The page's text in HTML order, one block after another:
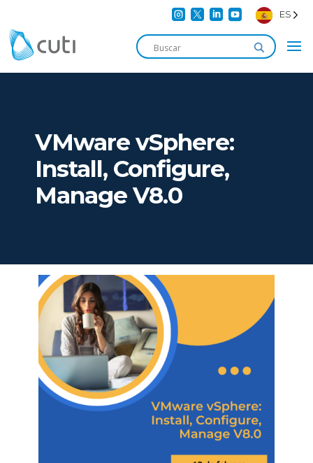
    ES
VMware vSphere:
Install, Configure,
Manage V8.0